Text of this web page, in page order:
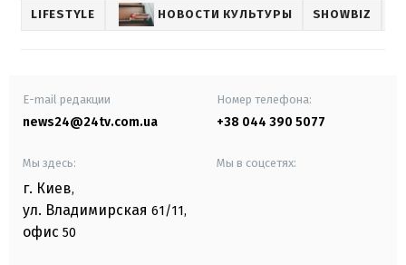
LIFESTYLE НОВОСТИ КУЛЬТУРЫ SHOWBIZ
E-mail редакции
news24@24tv.com.ua
Номер телефона:
+38 044 390 5077
Мы здесь:
г. Киев,
ул. Владимирская 61/11,
офис 50
Мы в соцсетях: